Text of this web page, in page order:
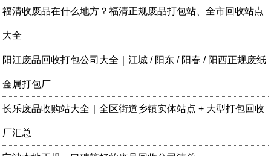
福清收废品在什么地方？福清正规废品打包站、全市回收站点
大全
阳江废品回收打包公司大全｜江城 / 阳东 / 阳春 / 阳西正规废纸
金属打包厂
长乐废品收购站大全｜全区街道乡镇实体站点 + 大型打包回收
厂汇总